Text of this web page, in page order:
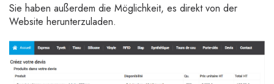
Sie haben außerdem die Möglichkeit, es direkt von der
Website herunterzuladen.